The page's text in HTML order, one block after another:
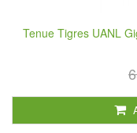
Tenue Tigres UANL